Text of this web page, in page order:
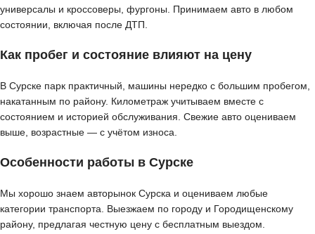
универсалы и кроссоверы, фургоны. Принимаем авто в любом
состоянии, включая после ДТП.
Как пробег и состояние влияют на цену
В Сурске парк практичный, машины нередко с большим пробегом,
накатанным по району. Километраж учитываем вместе с
состоянием и историей обслуживания. Свежие авто оцениваем
выше, возрастные — с учётом износа.
Особенности работы в Сурске
Мы хорошо знаем авторынок Сурска и оцениваем любые
категории транспорта. Выезжаем по городу и Городищенскому
району, предлагая честную цену с бесплатным выездом.